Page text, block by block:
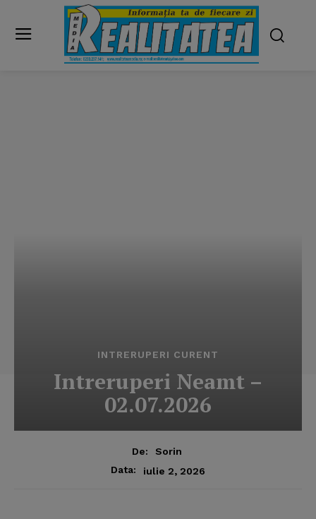
INTRERUPERI CURENT
Intreruperi Neamt –
02.07.2026
De:
Sorin
Data:
iulie 2, 2026